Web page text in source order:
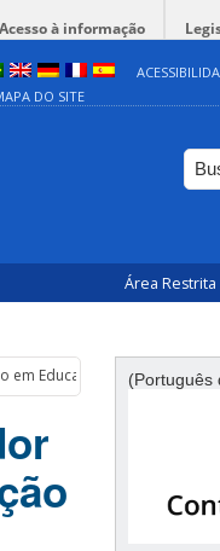
Acesso à informação
DO SITE
Área Restrita
Educação (Português